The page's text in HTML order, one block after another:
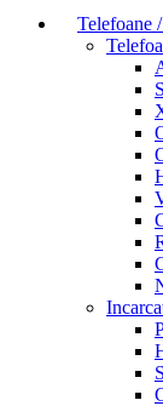
Telefoane